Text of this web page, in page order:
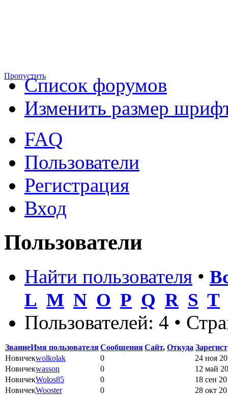
ПропуститьСписок форумов
Изменить размер
FAQ
Пользователи
Регистрация
Вход
Пользователи
Найти пользователя •
L M N O P Q R S T
Пользователей: 4 •
ЗваниеИмя пользователяСообщенияСайт, Откуда
Новичекwolkolak 0
24 ноя
Новичекwasson 0
12 май
НовичекWolos85 0
18 сен
НовичекWooster 0 28 окт